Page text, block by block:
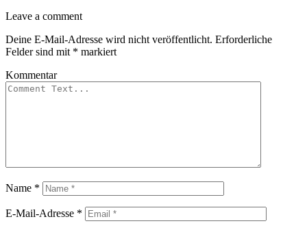
Leave
comment
Leave a comment
Deine E-Mail-Adresse wird nicht veröffentlicht. Erforderliche
Felder sind mit * markiert
Kommentar
Name *
E-Mail-Adresse *